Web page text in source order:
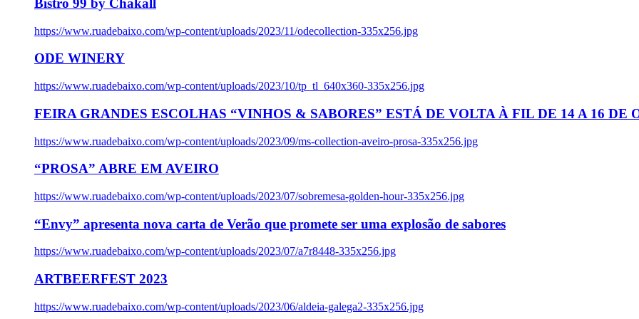
Bistro 99 by Chakall
https://www.ruadebaixo.com/wp-content/uploads/2023/11/odecollection-335x256.jpg
ODE WINERY
https://www.ruadebaixo.com/wp-content/uploads/2023/10/tp_tl_640x360-335x256.jpg
FEIRA GRANDES ESCOLHAS “VINHOS & SABORES” ESTÁ DE VOLTA À FIL DE 14 A 16 DE
https://www.ruadebaixo.com/wp-content/uploads/2023/09/ms-collection-aveiro-prosa-335x256.jpg
“PROSA” ABRE EM AVEIRO
https://www.ruadebaixo.com/wp-content/uploads/2023/07/sobremesa-golden-hour-335x256.jpg
“Envy” apresenta nova carta de Verão que promete ser uma explosão de sabores
https://www.ruadebaixo.com/wp-content/uploads/2023/07/a7r8448-335x256.jpg
ARTBEERFEST 2023
https://www.ruadebaixo.com/wp-content/uploads/2023/06/aldeia-galega2-335x256.jpg